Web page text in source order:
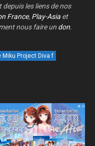
les liens de nos
France, Play-Asia et
nous faire un don.
Miku Project Diva f